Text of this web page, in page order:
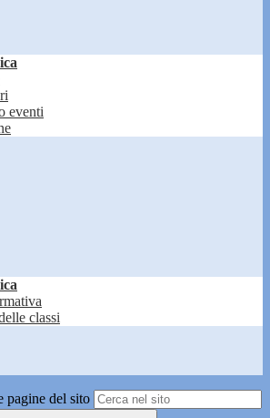
eventi
classi
pagine del sito